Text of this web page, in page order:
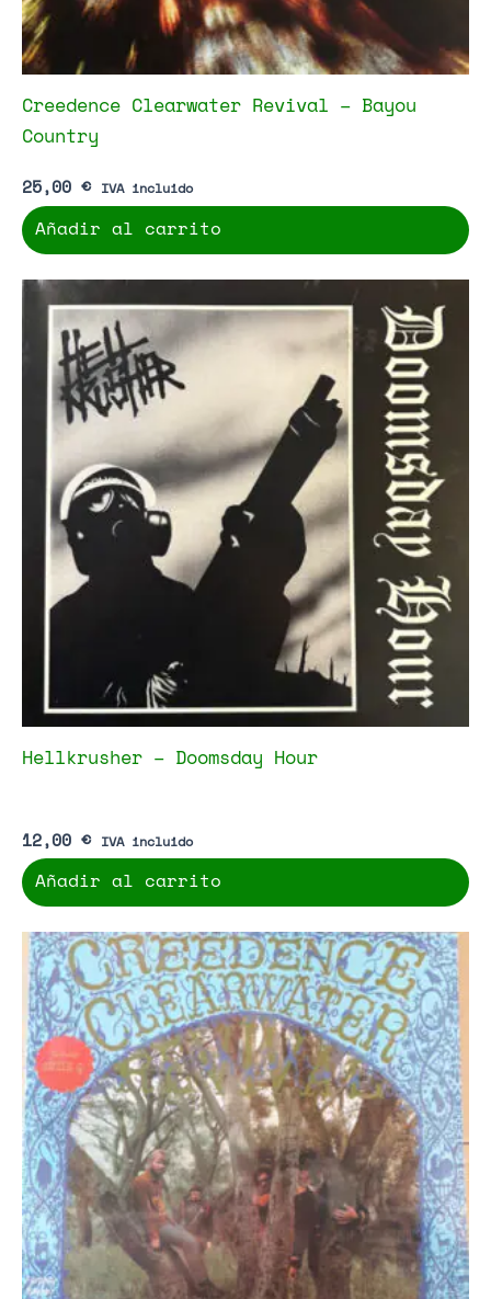
Creedence Clearwater Revival – Bayou
Country
25,00 € IVA incluido
Añadir al carrito
Hellkrusher – Doomsday Hour
12,00 € IVA incluido
Añadir al carrito